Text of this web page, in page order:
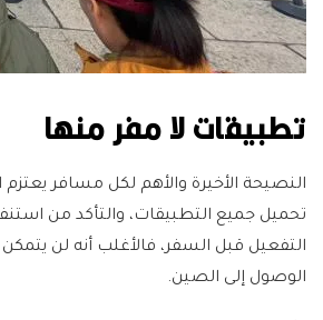
تطبيقات لا مفر منها
النصيحة الأخيرة والأهم لكل مسافر
تحميل جميع التطبيقات، والتأكد من
التفعيل قبل السفر، فالأغلب أنه لن
الوصول إلى الصين.